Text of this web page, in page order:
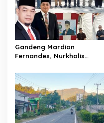
Gandeng Mardion
Fernandes, Nurkholis
Sosialisasikan Perda
Lingkungan Hidup di
Wilayah Koto Nan Godang